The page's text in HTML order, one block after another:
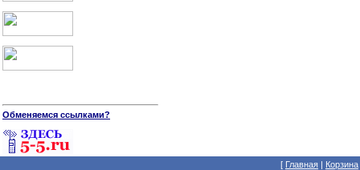
Обменяемся ссылками?
[ Главная | Корзина